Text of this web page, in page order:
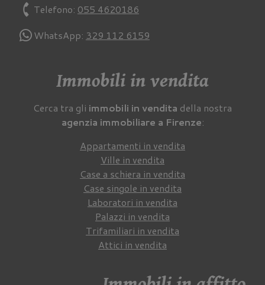
phoneTelefono: 055 4620186
WhatsApp: 329 112 6159
Immobili in vendita
Cerca tra gli immobili in vendita della nostra
agenzia immobiliare a Firenze:
Appartamenti in vendita
Ville in vendita
Case a schiera in vendita
Case singole in vendita
Laboratori in vendita
Palazzi in vendita
Trifamiliari in vendita
Attici in vendita